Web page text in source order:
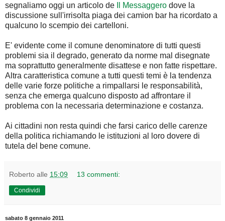
segnaliamo oggi un articolo de
Il Messaggero dove la
discussione sull'irrisolta piaga dei camion bar ha ricordato a
qualcuno lo scempio dei cartelloni.
E' evidente come il comune denominatore di tutti questi
problemi sia il degrado, generato da norme mal disegnate
ma soprattutto generalmente disattese e non fatte rispettare.
Altra caratteristica comune a tutti questi temi è la tendenza
delle varie forze politiche a rimpallarsi le responsabilità,
senza che emerga qualcuno disposto ad affrontare il
problema con la necessaria determinazione e costanza.
Ai cittadini non resta quindi che farsi carico delle carenze
della politica richiamando le istituzioni al loro dovere di
tutela del bene comune.
Roberto alle 15:09 13 commenti:
Condividi
sabato 8 gennaio 2011